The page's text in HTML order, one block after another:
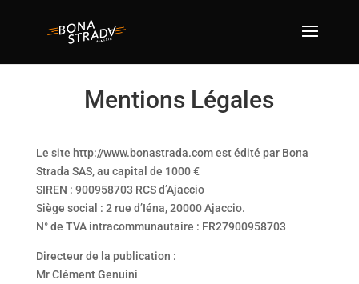
Mentions Légales
Le site http://www.bonastrada.com est édité par Bona
Strada SAS, au capital de 1000 €
SIREN : 900958703 RCS d’Ajaccio
Siège social : 2 rue d’Iéna, 20000 Ajaccio.
N° de TVA intracommunautaire : FR27900958703
Directeur de la publication :
Mr Clément Genuini